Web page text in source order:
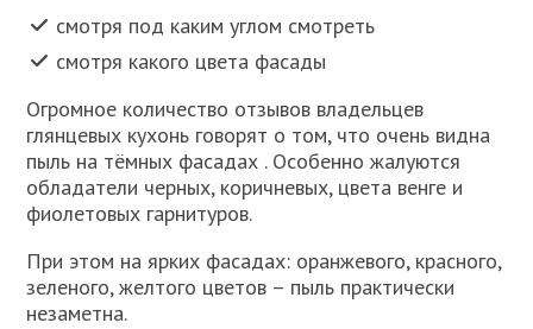
смотря под каким углом смотреть
смотря какого цвета фасады
Огромное количество отзывов владельцев
глянцевых кухонь говорят о том, что очень видна
пыль на тёмных фасадах . Особенно жалуются
обладатели черных, коричневых, цвета венге и
фиолетовых гарнитуров.
При этом на ярких фасадах: оранжевого, красного,
зеленого, желтого цветов – пыль практически
незаметна.